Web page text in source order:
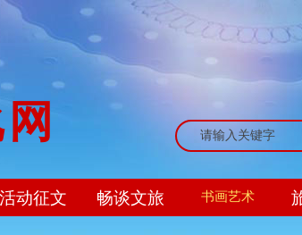
活动征文 畅谈文旅 书画艺术